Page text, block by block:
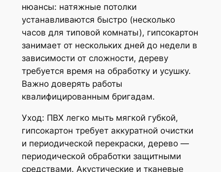
нюансы: натяжные потолки
устанавливаются быстро (несколько
часов для типовой комнаты), гипсокартон
занимает от нескольких дней до недели в
зависимости от сложности, дереву
требуется время на обработку и усушку.
Важно доверять работы
квалифицированным бригадам.
Уход: ПВХ легко мыть мягкой губкой,
гипсокартон требует аккуратной очистки
и периодической перекраски, дерево —
периодической обработки защитными
средствами. Акустические и тканевые